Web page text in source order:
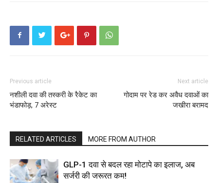
Previous article
नशीली दवा की तस्करी के रैकेट का
भंडाफोड़, 7 अरेस्ट
Next article
गोदाम पर रेड कर अवैध दवाओं का
जखीरा बरामद
RELATED ARTICLES MORE FROM AUTHOR
GLP-1 दवा से बदल रहा मोटापे का इलाज, अब
सर्जरी की जरूरत कम!